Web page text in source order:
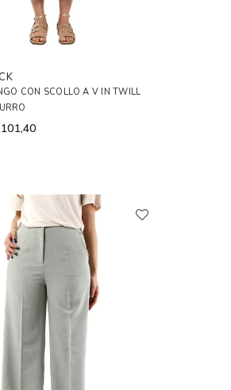
CON SCOLLO A V IN TWILL